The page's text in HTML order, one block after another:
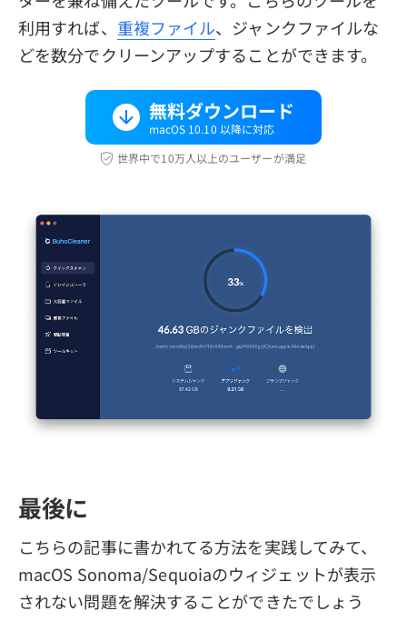
利用すれば、 重複ファイル、ジャンクファイルな
どを数分でクリーンアップすることができます。
無料ダウンロード
macOS 10.10 以降に対応
世界中で10万人以上のユーザーが満足
最後に
こちらの記事に書かれてる方法を実践してみて、
macOS Sonoma/Sequoiaのウィジェットが表示
されない問題を解決することができたでしょう